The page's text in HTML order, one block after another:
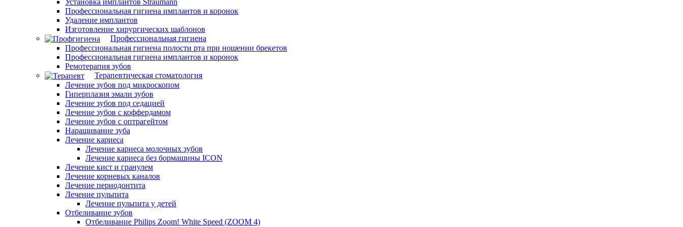
Профессиональная гигиена имплантов и коронок
Удаление имплантов
Изготовление хирургических шаблонов
Профессиональная гигиена
Профессиональная гигиена полости рта при ношении брекетов
Профессиональная гигиена имплантов и коронок
Ремотерапия зубов
Терапевтическая стоматология
Лечение зубов под микроскопом
Гиперплазия эмали зубов
Лечение зубов под седацией
Лечение зубов с коффердамом
Лечение зубов с оптрагейтом
Наращивание зуба
Лечение кариеса
Лечение кариеса молочных зубов
Лечение кариеса без бормашины ICON
Лечение кист и гранулем
Лечение корневых каналов
Лечение периодонтита
Лечение пульпита
Лечение пульпита у детей
Отбеливание зубов
Отбеливание Philips Zoom! White Speed (ZOOM 4)